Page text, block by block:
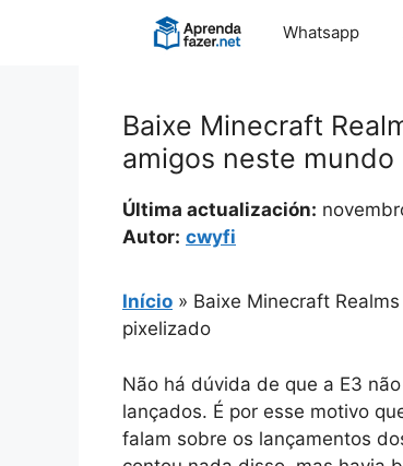
Whatsapp
Baixe Minecraft
amigos neste
Última actualización:
Autor: cwyfi
Início » Baixe Minecraft
pixelizado
Não há dúvida de que a E3
lançados. É por esse motivo
falam sobre os lançamentos